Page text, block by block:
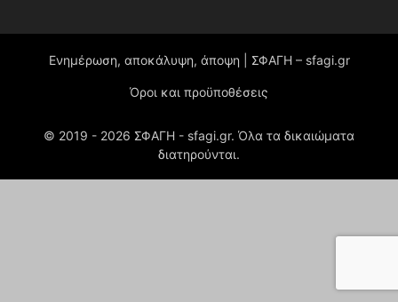
Ενημέρωση, αποκάλυψη, άποψη | ΣΦΑΓΗ – sfagi.gr
Όροι και προϋποθέσεις
© 2019 - 2026 ΣΦΑΓΗ - sfagi.gr. Όλα τα δικαιώματα
διατηρούνται.